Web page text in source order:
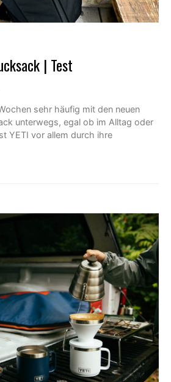
| Test
sehr häufig mit den neuen
unterwegs, egal ob im Alltag oder
YETI vor allem durch ihre